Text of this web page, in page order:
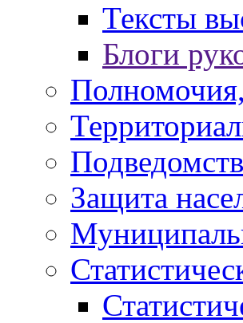
Тексты
Блоги
Защита